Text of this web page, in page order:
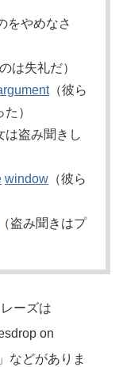
をやめなさ
は失礼だ）
（彼ら
）
は盗み聞きし
window （彼ら
（盗み聞きはプ
ーズは
on
などがありま